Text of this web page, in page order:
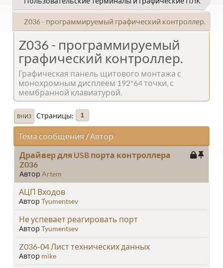
Z036 - программируемый графический контроллер.
Z036 - программируемый
графический контроллер.
Графическая панель щитового монтажа с
монохромным дисплеем 192*64 точки, с
мембранной клавиатурой.
ВНИЗ Страницы 1
Тема сообщения / Автор
Драйвер для USB порта контроллера
Z036
Автор Artem
АЦП Входов
Автор Tyumentsev
Не успевает реагировать порт
Автор Tyumentsev
Z036-04 Лист технических данных
Автор mike